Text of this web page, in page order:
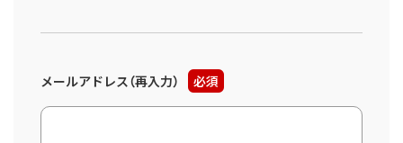
メールアドレス（再入力） 必須